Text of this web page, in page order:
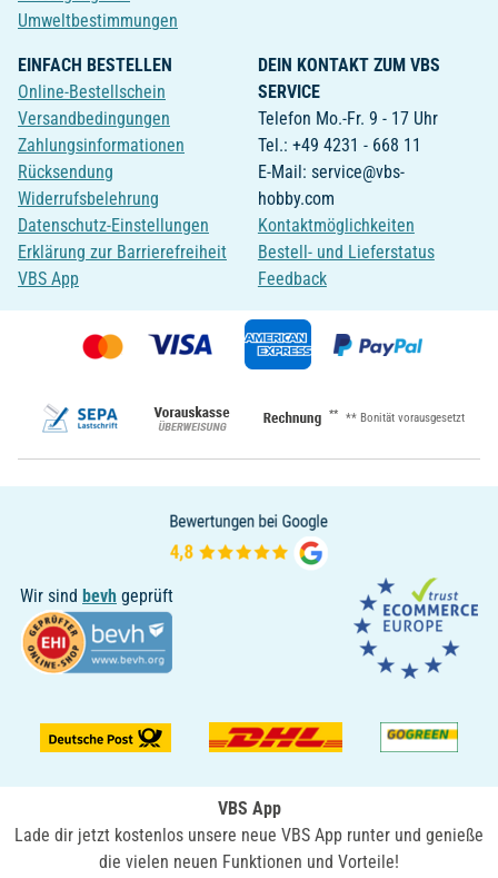
Umweltbestimmungen
EINFACH BESTELLEN
Online-Bestellschein
Versandbedingungen
Zahlungsinformationen
Rücksendung
Widerrufsbelehrung
Datenschutz-Einstellungen
Erklärung zur Barrierefreiheit
VBS App
DEIN KONTAKT ZUM VBS
SERVICE
Telefon Mo.-Fr. 9 - 17 Uhr
Tel.: +49 4231 - 668 11
E-Mail: service@vbs-
hobby.com
Kontaktmöglichkeiten
Bestell- und Lieferstatus
Feedback
** ** Bonität vorausgesetzt
Wir sind bevh geprüft
VBS App
Lade dir jetzt kostenlos unsere neue VBS App runter und genieße
die vielen neuen Funktionen und Vorteile!